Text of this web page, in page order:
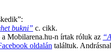
bukni” c. cikk.
Mobilarena.hu-n írtak róluk az
oldalán találtuk.